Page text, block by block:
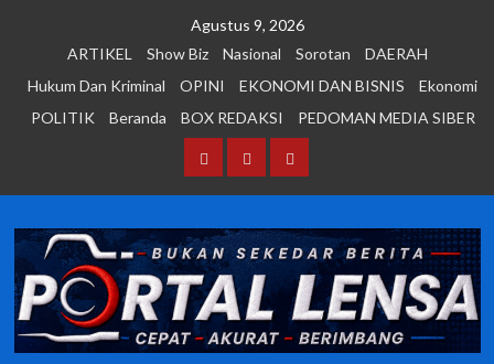
Agustus 9, 2026
ARTIKEL
Show Biz Nasional Sorotan
DAERAH
Hukum Dan Kriminal
OPINI EKONOMI DAN BISNIS
Ekonomi
POLITIK
Beranda BOX REDAKSI PEDOMAN MEDIA SIBER
BerandaBOX PEDOMAN
SIBER